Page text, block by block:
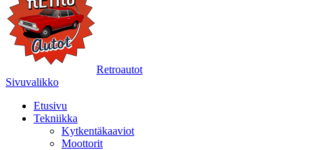
Retroautot
Sivuvalikko
Etusivu
Tekniikka
Kytkentäkaaviot
Moottorit